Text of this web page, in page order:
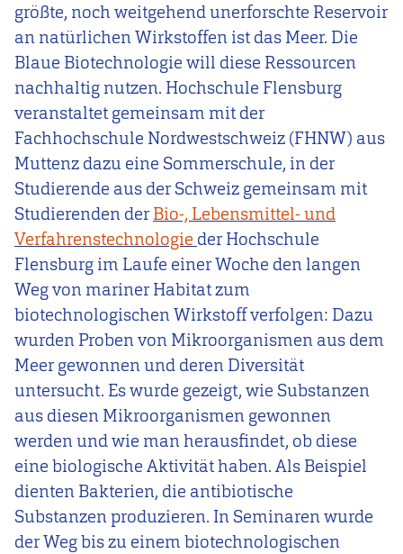
größte, noch weitgehend unerforschte Reservoir
an natürlichen Wirkstoffen ist das Meer. Die
Blaue Biotechnologie will diese Ressourcen
nachhaltig nutzen. Hochschule Flensburg
veranstaltet gemeinsam mit der
Fachhochschule Nordwestschweiz (FHNW) aus
Muttenz dazu eine Sommerschule, in der
Studierende aus der Schweiz gemeinsam mit
Studierenden derBio-, Lebensmittel- und
Verfahrenstechnologie der Hochschule
Flensburg im Laufe einer Woche den langen
Weg von mariner Habitat zum
biotechnologischen Wirkstoff verfolgen: Dazu
wurden Proben von Mikroorganismen aus dem
Meer gewonnen und deren Diversität
untersucht. Es wurde gezeigt, wie Substanzen
aus diesen Mikroorganismen gewonnen
werden und wie man herausfindet, ob diese
eine biologische Aktivität haben. Als Beispiel
dienten Bakterien, die antibiotische
Substanzen produzieren. In Seminaren wurde
der Weg bis zu einem biotechnologischen